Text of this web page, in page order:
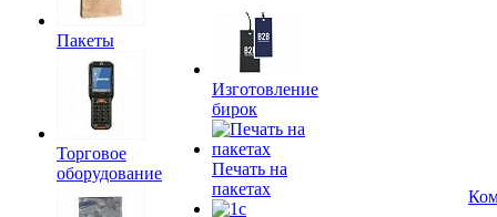
Пакеты
Торговое
оборудование
Изготовление
бирок
Печать на
пакетах